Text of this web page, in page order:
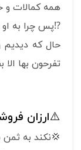
همه کمالات و
⁉️پس چرا به او
حال که دیدیم
تفرحون بها
⚠️ارزان
💢نکند به ثمن